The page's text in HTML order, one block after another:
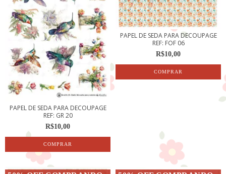
PAPEL DE SEDA PARA DECOUPAGE
REF: GR 20
R$10,00
PAPEL DE SEDA PARA DECOUPAGE
REF: FOF 06
R$10,00